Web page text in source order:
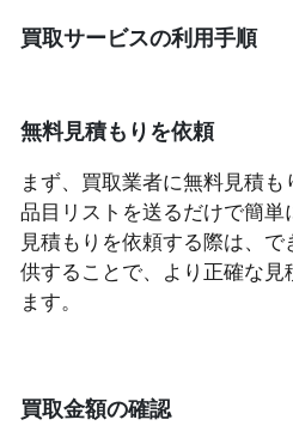
買取サービスの利用手順
無料見積もりを依頼
まず、買取業者に無料見積
品目リストを送るだけで簡単
見積もりを依頼する際は、
供することで、より正確な見
ます。
買取金額の確認